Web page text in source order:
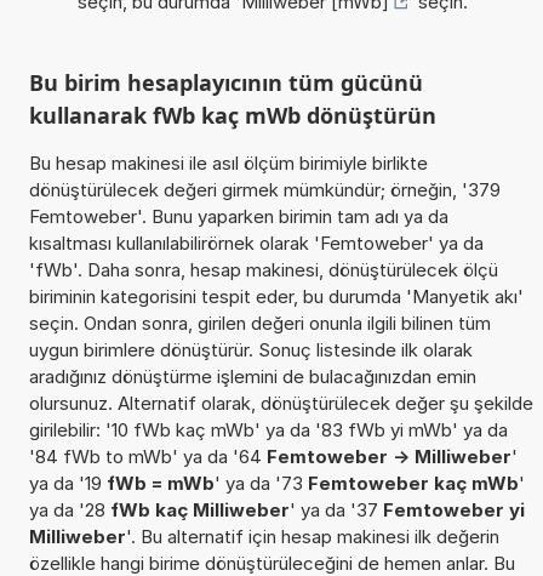
Bu birim hesaplayıcının tüm gücünü
kullanarak fWb kaç mWb dönüştürün
Bu hesap makinesi ile asıl ölçüm birimiyle birlikte
dönüştürülecek değeri girmek mümkündür; örneğin, '379
Femtoweber'. Bunu yaparken birimin tam adı ya da
kısaltması kullanılabilirörnek olarak 'Femtoweber' ya da
'fWb'. Daha sonra, hesap makinesi, dönüştürülecek ölçü
biriminin kategorisini tespit eder, bu durumda 'Manyetik akı'
seçin. Ondan sonra, girilen değeri onunla ilgili bilinen tüm
uygun birimlere dönüştürür. Sonuç listesinde ilk olarak
aradığınız dönüştürme işlemini de bulacağınızdan emin
olursunuz. Alternatif olarak, dönüştürülecek değer şu şekilde
girilebilir: '10 fWb kaç mWb' ya da '83 fWb yi mWb' ya da
'84 fWb to mWb' ya da '64 Femtoweber -> Milliweber'
ya da '19 fWb = mWb' ya da '73 Femtoweber kaç mWb'
ya da '28 fWb kaç Milliweber' ya da '37 Femtoweber yi
Milliweber'. Bu alternatif için hesap makinesi ilk değerin
özellikle hangi birime dönüştürüleceğini de hemen anlar. Bu